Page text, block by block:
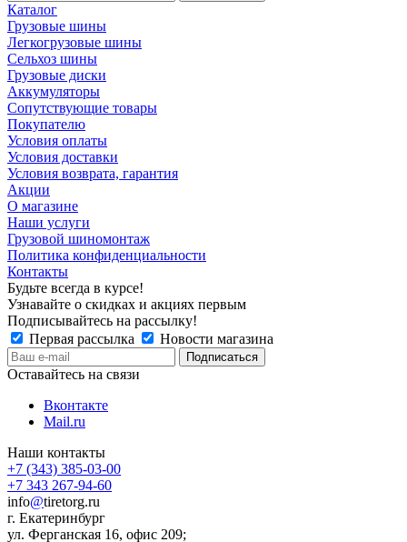
Каталог
Грузовые шины
Легкогрузовые шины
Сельхоз шины
Грузовые диски
Аккумуляторы
Сопутствующие товары
Покупателю
Условия оплаты
Условия доставки
Условия возврата, гарантия
Акции
О магазине
Наши услуги
Грузовой шиномонтаж
Политика конфиденциальности
Контакты
Будьте всегда в курсе!
Узнавайте о скидках и акциях первым
Подписывайтесь на рассылку!
Первая рассылка
Новости магазина
Оставайтесь на связи
Вконтакте
Mail.ru
Наши контакты
+7 (343) 385-03-00
+7 343 267-94-60
info@tiretorg.ru
г. Екатеринбург
ул. Ферганская 16, офис 209;